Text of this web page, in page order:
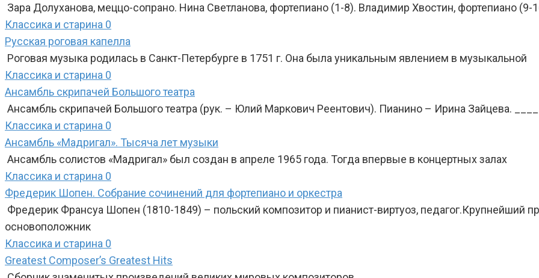
Зара Долуханова, меццо-сопрано. Нина Светланова, фортепиано (1-8). Владимир Хвостин, фортепиано (9-
Классика и старина 0
Русская роговая капелла
Роговая музыка родилась в Санкт-Петербурге в 1751 г. Она была уникальным явлением в музыкальной
Классика и старина 0
Ансамбль скрипачей Большого театра
Ансамбль скрипачей Большого театра (рук. – Юлий Маркович Реентович). Пианино – Ирина Зайцева.
Классика и старина 0
Ансамбль «Мадригал». Тысяча лет музыки
Ансамбль солистов «Мадригал» был создан в апреле 1965 года. Тогда впервые в концертных залах
Классика и старина 0
Фредерик Шопен. Собрание сочинений для фортепиано и оркестра
Фредерик Франсуа Шопен (1810-1849) – польский композитор и пианист-виртуоз, педагог.Крупнейший
основоположник
Классика и старина 0
Greatest Composer’s Greatest Hits